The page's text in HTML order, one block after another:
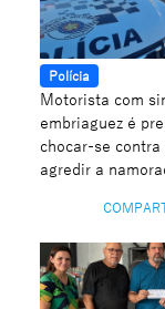
Polícia
Motorista com
embriaguez é
chocar-se contra
agredir a